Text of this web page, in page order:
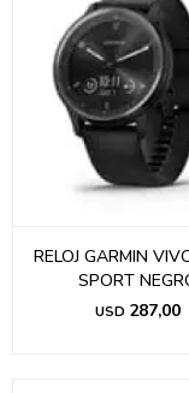
RELOJ GARMIN
SPORT
USD 287,00